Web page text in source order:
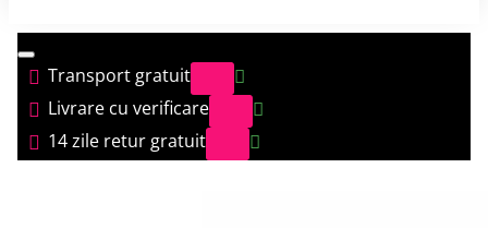
Transport gratuit
Livrare cu verificare
14 zile retur gratuit